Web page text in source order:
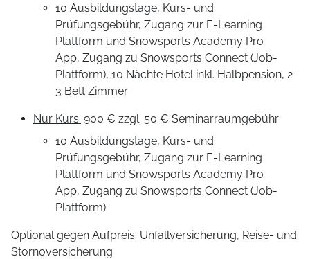
10 Ausbildungstage, Kurs- und
Prüfungsgebühr, Zugang zur E-Learning
Plattform und Snowsports Academy Pro
App, Zugang zu Snowsports Connect (Job-
Plattform), 10 Nächte Hotel inkl. Halbpension, 2-
3 Bett Zimmer
Nur Kurs: 900 € zzgl. 50 € Seminarraumgebühr
10 Ausbildungstage, Kurs- und
Prüfungsgebühr, Zugang zur E-Learning
Plattform und Snowsports Academy Pro
App, Zugang zu Snowsports Connect (Job-
Plattform)
Optional gegen Aufpreis: Unfallversicherung, Reise- und
Stornoversicherung